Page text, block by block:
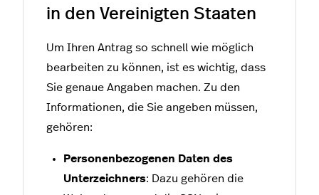
in den Vereinigten Staaten
Um Ihren Antrag so schnell wie möglich
bearbeiten zu können, ist es wichtig, dass
Sie genaue Angaben machen. Zu den
Informationen, die Sie angeben müssen,
gehören:
Personenbezogenen Daten des
Unterzeichners: Dazu gehören die